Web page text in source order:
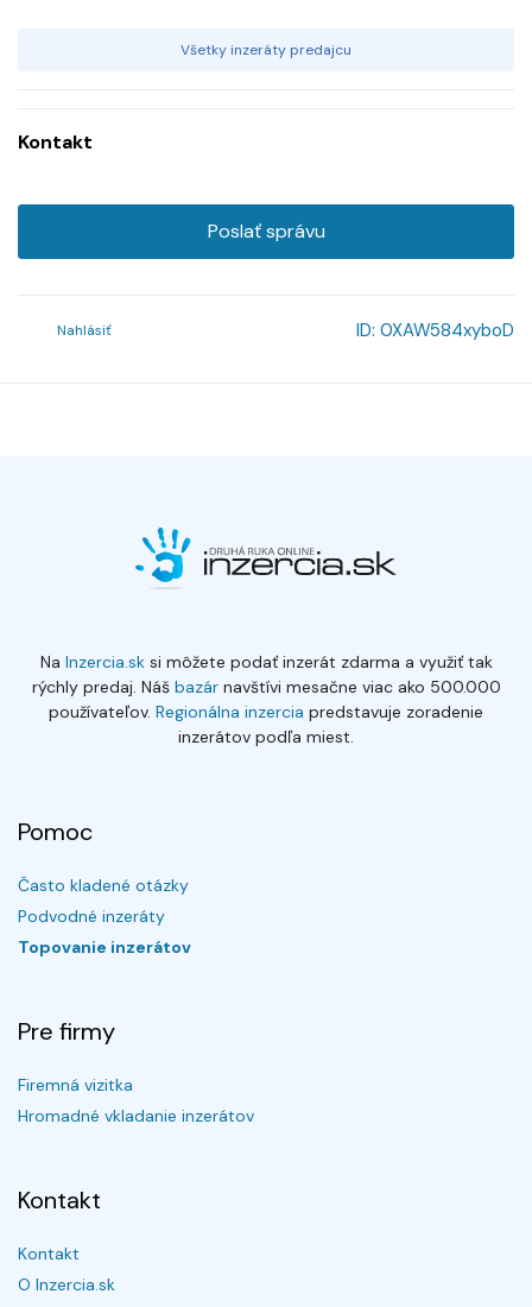
Všetky inzeráty predajcu
Kontakt
Poslať správu
Nahlásiť ID: 0XAW584xyboD
Na Inzercia.sksi môžete podať inzerát zdarma a využiť tak
rýchly predaj. Náš bazárnavštívi mesačne viac ako 500.000
používateľov. Regionálna inzercia predstavuje zoradenie
inzerátov podľa miest.
Pomoc
Často kladené otázky
Podvodné inzeráty
Topovanie inzerátov
Pre firmy
Firemná vizitka
Hromadné vkladanie inzerátov
Kontakt
Kontakt
O Inzercia.sk